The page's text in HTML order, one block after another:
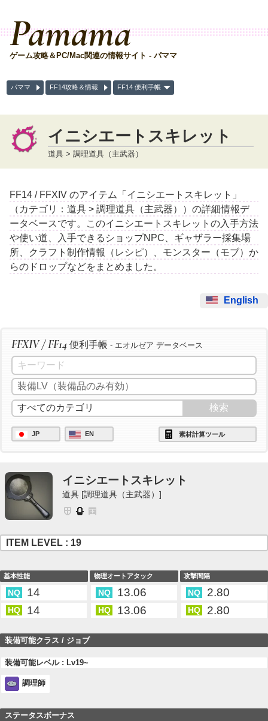
Pamama
ゲーム攻略＆PC/Mac関連の情報サイト - パママ
パママ FF14攻略＆情報 FF14 便利手帳
イニシエートスキレット
道具 > 調理道具（主武器）
FF14 / FFXIV のアイテム「イニシエートスキレット」
（カテゴリ：道具 > 調理道具（主武器））の詳細情報デ
ータベースです。このイニシエートスキレットの入手方法
や使い道、入手できるショップNPC、ギャザラー採集場
所、クラフト制作情報（レシピ）、モンスター（モブ）か
らのドロップなどをまとめました。
English
FFXIV / FF14 便利手帳 - エオルゼア データベース
JP EN 素材計算ツール
イニシエートスキレット
道具 [調理道具（主武器）]
ITEM LEVEL : 19
基本性能
NQ 14
HQ 14
物理オートアタック
NQ 13.06
HQ 13.06
攻撃間隔
NQ 2.80
HQ 2.80
装備可能クラス / ジョブ
装備可能レベル : Lv19~
調理師
ステータスボーナス